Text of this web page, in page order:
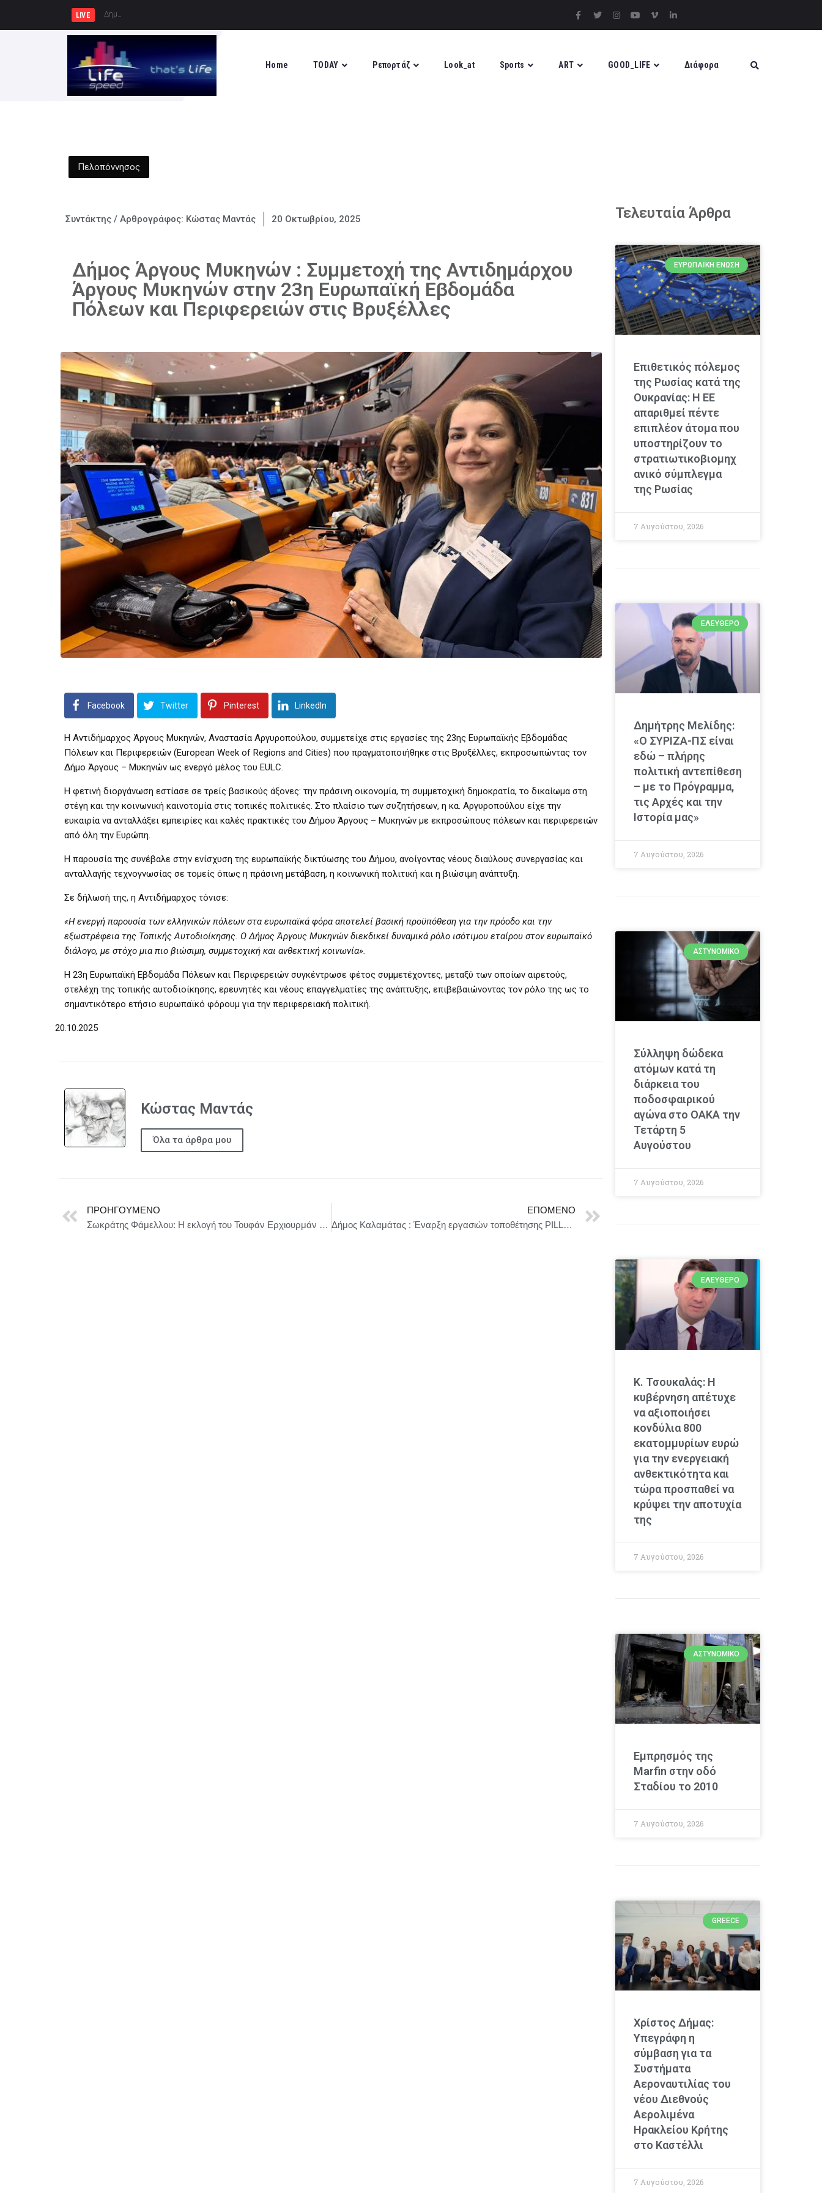
LIVE Δημήτρης Μελίδης: «Ο ΣΥΡΙΖΑ-ΠΣ ε
Home TODAY Ρεπορτάζ Look_at Sports ART GOOD_LIFE Διάφορα
Πελοπόννησος
Συντάκτης / Αρθρογράφος: Κώστας Μαντάς 20 Οκτωβρίου, 2025
Δήμος Άργους Μυκηνών : Συμμετοχή της Αντιδημάρχου
Άργους Μυκηνών στην 23η Ευρωπαϊκή Εβδομάδα
Πόλεων και Περιφερειών στις Βρυξέλλες
Facebook Twitter Pinterest LinkedIn
Η Αντιδήμαρχος Άργους Μυκηνών, Αναστασία Αργυροπούλου, συμμετείχε στις εργασίες της 23ης Ευρωπαϊκής Εβδομάδας
Πόλεων και Περιφερειών (European Week of Regions and Cities) που πραγματοποιήθηκε στις Βρυξέλλες, εκπροσωπώντας τον
Δήμο Άργους – Μυκηνών ως ενεργό μέλος του EULC.
Η φετινή διοργάνωση εστίασε σε τρείς βασικούς άξονες: την πράσινη οικονομία, τη συμμετοχική δημοκρατία, το δικαίωμα στη
στέγη και την κοινωνική καινοτομία στις τοπικές πολιτικές. Στο πλαίσιο των συζητήσεων, η κα. Αργυροπούλου είχε την
ευκαιρία να ανταλλάξει εμπειρίες και καλές πρακτικές του Δήμου Άργους – Μυκηνών με εκπροσώπους πόλεων και περιφερειών
από όλη την Ευρώπη.
Η παρουσία της συνέβαλε στην ενίσχυση της ευρωπαϊκής δικτύωσης του Δήμου, ανοίγοντας νέους διαύλους συνεργασίας και
ανταλλαγής τεχνογνωσίας σε τομείς όπως η πράσινη μετάβαση, η κοινωνική πολιτική και η βιώσιμη ανάπτυξη.
Σε δήλωσή της, η Αντιδήμαρχος τόνισε:
«Η ενεργή παρουσία των ελληνικών πόλεων στα ευρωπαϊκά φόρα αποτελεί βασική προϋπόθεση για την πρόοδο και την
εξωστρέφεια της Τοπικής Αυτοδιοίκησης. Ο Δήμος Άργους Μυκηνών διεκδικεί δυναμικά ρόλο ισότιμου εταίρου στον ευρωπαϊκό
διάλογο, με στόχο μια πιο βιώσιμη, συμμετοχική και ανθεκτική κοινωνία».
Η 23η Ευρωπαϊκή Εβδομάδα Πόλεων και Περιφερειών συγκέντρωσε φέτος συμμετέχοντες, μεταξύ των οποίων αιρετούς,
στελέχη της τοπικής αυτοδιοίκησης, ερευνητές και νέους επαγγελματίες της ανάπτυξης, επιβεβαιώνοντας τον ρόλο της ως το
σημαντικότερο ετήσιο ευρωπαϊκό φόρουμ για την περιφερειακή πολιτική.
20.10.2025
Κώστας Μαντάς
Όλα τα άρθρα μου
ΠΡΟΗΓΟΎΜΕΝΟ
Σωκράτης Φάμελλου: Η εκλογή του Τουφάν Ερχιουρμάν δημιουργεί θετικές προσδοκίες.
ΕΠΌΜΕΝΟ
Δήμος Καλαμάτας : Έναρξη εργασιών τοποθέτησης PILLAR ηλεκτροδότησης και υδροδότησης σκαφών στο Λιμένα Καλαμάτας
Τελευταία Άρθρα
ΕΥΡΩΠΑΪΚΉ ΈΝΩΣΗ
Επιθετικός πόλεμος
της Ρωσίας κατά της
Ουκρανίας: Η ΕΕ
απαριθμεί πέντε
επιπλέον άτομα που
υποστηρίζουν το
στρατιωτικοβιομηχ
ανικό σύμπλεγμα
της Ρωσίας
7 Αυγούστου, 2026
ΕΛΕΎΘΕΡΟ
Δημήτρης Μελίδης:
«Ο ΣΥΡΙΖΑ-ΠΣ είναι
εδώ – πλήρης
πολιτική αντεπίθεση
– με το Πρόγραμμα,
τις Αρχές και την
Ιστορία μας»
7 Αυγούστου, 2026
ΑΣΤΥΝΟΜΙΚΌ
Σύλληψη δώδεκα
ατόμων κατά τη
διάρκεια του
ποδοσφαιρικού
αγώνα στο ΟΑΚΑ την
Τετάρτη 5
Αυγούστου
7 Αυγούστου, 2026
ΕΛΕΎΘΕΡΟ
Κ. Τσουκαλάς: Η
κυβέρνηση απέτυχε
να αξιοποιήσει
κονδύλια 800
εκατομμυρίων ευρώ
για την ενεργειακή
ανθεκτικότητα και
τώρα προσπαθεί να
κρύψει την αποτυχία
της
7 Αυγούστου, 2026
ΑΣΤΥΝΟΜΙΚΌ
Εμπρησμός της
Marfin στην οδό
Σταδίου το 2010
7 Αυγούστου, 2026
GREECE
Χρίστος Δήμας:
Υπεγράφη η
σύμβαση για τα
Συστήματα
Αεροναυτιλίας του
νέου Διεθνούς
Αερολιμένα
Ηρακλείου Κρήτης
στο Καστέλλι
7 Αυγούστου, 2026